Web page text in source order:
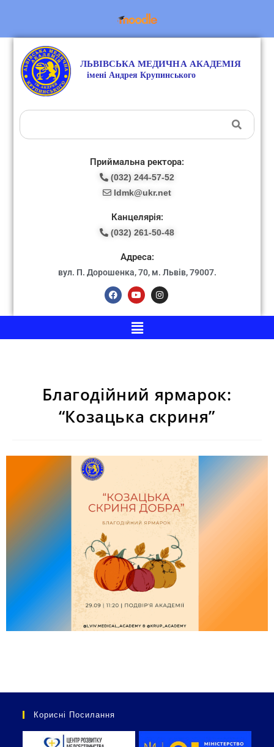
Приймальна ректора:
(032) 244-57-52
ldmk@ukr.net
Канцелярія:
(032) 261-50-48
Адреса:
вул. П. Дорошенка, 70, м. Львів, 79007.
Благодійний ярмарок:
“Козацька скриня”
Корисні Посилання